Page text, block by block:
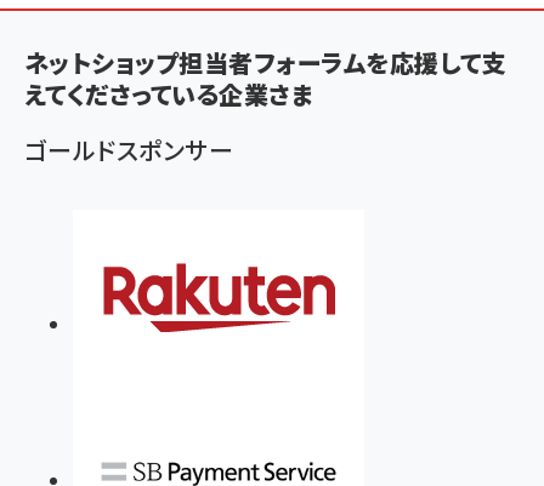
く
ず
ネットショップ担当者フォーラムを応援して支
えてくださっている企業さま
ゴールドスポンサー